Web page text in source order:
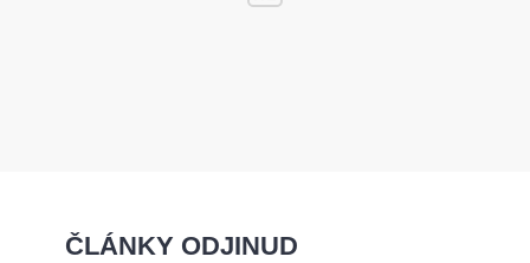
ČLÁNKY ODJINUD